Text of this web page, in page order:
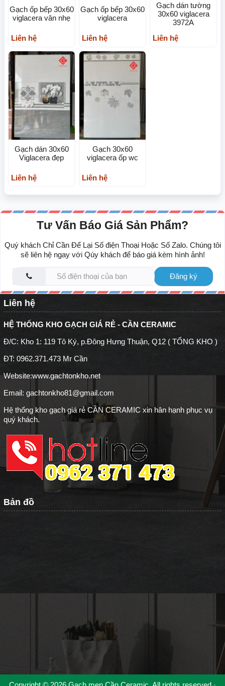
Gạch ốp bếp 30x60
viglacera vân nhẹ
Liên hệ
Gạch ốp bếp 30x60
viglacera
Liên hệ
Gạch dán tường
30x60 viglacera
3972A
Liên hệ
Gạch dán 30x60
Viglacera đẹp
Liên hệ
Gạch 30x60
viglacera ốp wc
Liên hệ
Tư Vấn Báo Giá Sản Phẩm?
Quý khách Chỉ Cần Để Lại Số điện Thoại Hoặc Số Zalo. Chúng tôi
sẽ liên hệ ngay với Qúy khách để báo giá kèm hình ảnh!
Đăng ký
Liên hệ
HỆ THỐNG KHO GẠCH GIÁ RẺ - CẦN CERAMIC
Đ/C: Kho 1: 119 Tô Ký, p.Đông Hưng Thuận, Q12 ( TỔNG KHO )
ĐT: 0962.371.473 Mr Cần
Website:www.gachtonkho.net
Email: gachtonkho81@gmail.com
Hệ thống kho gạch giá rẻ CẦN CERAMIC xin hân hạnh phục vụ
quý khách.
Bản đồ